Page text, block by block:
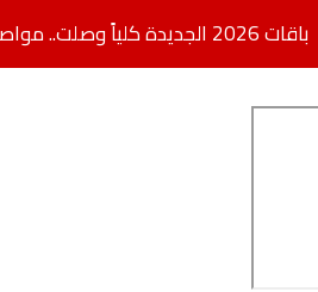
باقات 2026 الجديدة كلياً وصلت.. مواصفات فائقة بأسعار مخفضة + خصم إضافي